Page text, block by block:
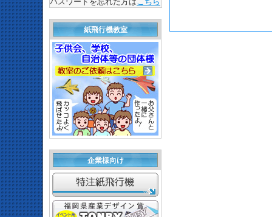
紙飛行機教室
企業様向け